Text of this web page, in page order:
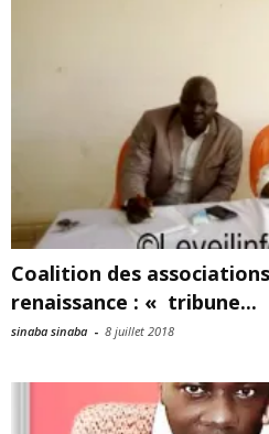
Coalition des
renaissance : « tribune...
sinaba sinaba - 8 juillet 2018